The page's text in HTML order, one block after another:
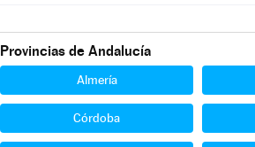
Provincias de Andalucía
Almería
Córdoba